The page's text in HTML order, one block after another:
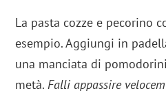
La pasta cozze e pecorino
esempio. Aggiungi in
una manciata di
metà.Falli appassire